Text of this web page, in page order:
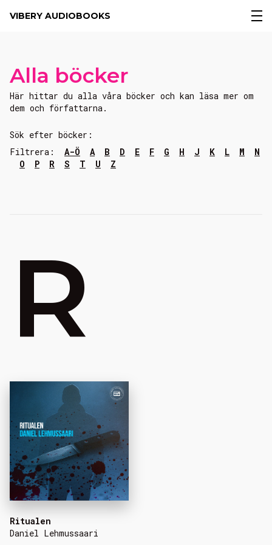
VIBERY AUDIOBOOKS
Alla böcker
Här hittar du alla våra böcker och kan läsa mer om
dem och författarna.
Sök efter böcker:
Filtrera:
A-Ö A B D E F G H J K L M
N
O
P R S T U Z
R
Ritualen
Daniel Lehmussaari